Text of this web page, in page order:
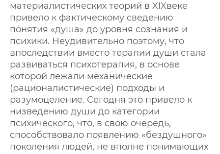
материалистических теорий в XIXвеке
привело к фактическому сведению
понятия «душа» до уровня сознания и
психики. Неудивительно поэтому, что
впоследствии вместо терапии души стала
развиваться психотерапия, в основе
которой лежали механические
(рационалистические) подходы и
разумоцеление. Сегодня это привело к
низведению души до категории
психического, что, в свою очередь,
способствовало появлению «бездушного»
поколения людей, не вполне понимающих